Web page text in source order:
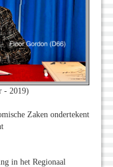
- 2019)
Zaken ondertekent
in het Regionaal